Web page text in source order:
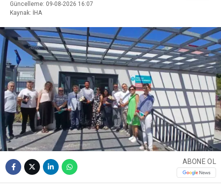
Güncelleme: 09-08-2026 16:07
Kaynak: İHA
ABONE OL